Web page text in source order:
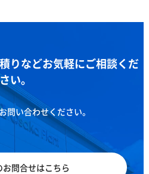
りなどお気軽にご相談くだ
さい。
問い合わせください。
お問合せはこちら